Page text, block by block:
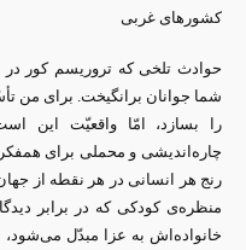
کشورهای غربی‌
حوادث تلخی که تروریسم کور در
شما جوانان برانگیخت. برای من
را بسازد، امّا واقعیّت این
چاره‌اندیشی و محملی برای
رنج هر انسانی در هر نقطه از
منظره‌ی کودکی که در برابر
خانواده‌اش به عزا مبدّل